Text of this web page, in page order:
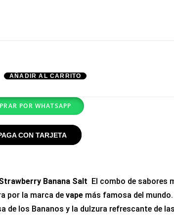
AÑADIR AL CARRITO
POR WHATSAPP
CON TARJETA
Banana Salt El combo de sabores
por la marca de vape más famosa del
de los Bananos y la dulzura refrescante de